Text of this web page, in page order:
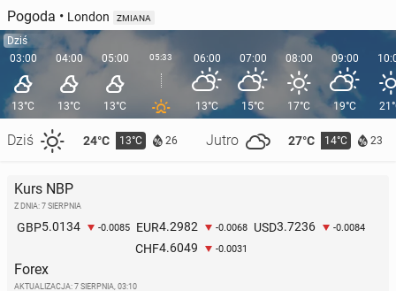
Pogoda • London ZMIANA
Dziś
03:00
13°C
Dziś 24°C 13°C 26 Jutro 27°C 14°C 23
04:00
13°C
05:00
13°C
05:33 06:00
13°C
07:00
15°C
08:00
17°C
09:00
19°C
Kurs NBP
Z DNIA: 7 SIERPNIA
GBP5.0134 -0.0085 EUR4.2982 -0.0068 USD3.7236 -0.0084
CHF4.6049 -0.0031
Forex
AKTUALIZACJA: 7 SIERPNIA, 03:10